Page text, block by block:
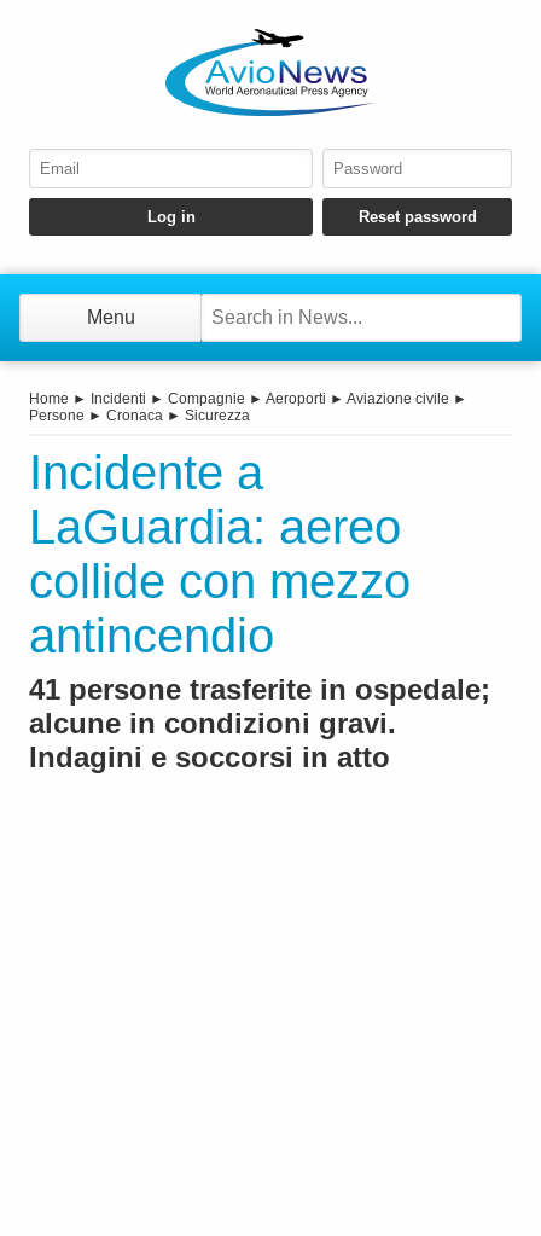
Menu
Home ► Incidenti ► Compagnie ► Aeroporti ► Aviazione civile ►
Persone ► Cronaca ► Sicurezza
Incidente a
LaGuardia: aereo
collide con mezzo
antincendio
41 persone trasferite in ospedale;
alcune in condizioni gravi.
Indagini e soccorsi in atto